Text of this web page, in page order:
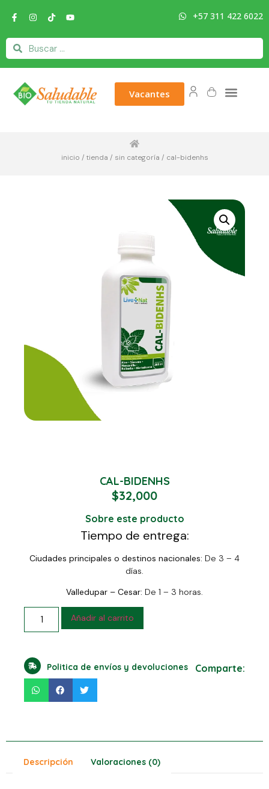
+57 311 422 6022
Vacantes
inicio / tienda / sin categoría / cal-bidenhs
CAL-BIDENHS
$32,000
Sobre este producto
Tiempo de entrega:
Ciudades principales o destinos nacionales: De 3 – 4
días.
Valledupar – Cesar: De 1 – 3 horas.
Añadir al carrito
Politica de envíos y devoluciones Comparte:
Descripción Valoraciones (0)